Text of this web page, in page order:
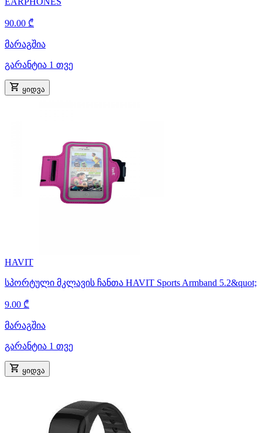
90.00 ₾
მარაგშია
გარანტია 1 თვე
ყიდვა
HAVIT
სპორტული მკლავის ჩანთა HAVIT Sports Armband 5.2&quot;
9.00 ₾
მარაგშია
გარანტია 1 თვე
ყიდვა